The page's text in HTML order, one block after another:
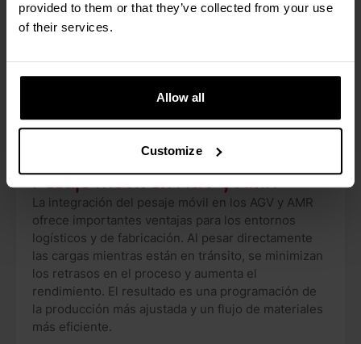
provided to them or that they’ve collected from your use
of their services.
Allow all
Customize
DESCUBRA LAS VENTAJAS
Pesaje móvil en AGV y AMR
La integración del pesaje móvil en los AGV y AMR
ofrece importantes ventajas para los entornos
logísticos y de fabricación. Al pesar directamente
las cargas mientras están en tránsito, se minimizan
los retrasos en el proceso y aumenta el
rendimiento. El resultado es una programación de
la producción más ajustada y un flujo de materiales
más eficiente.